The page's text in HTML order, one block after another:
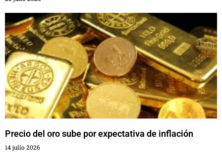
Precio del oro sube por expectativa de inflación
14 julio 2026